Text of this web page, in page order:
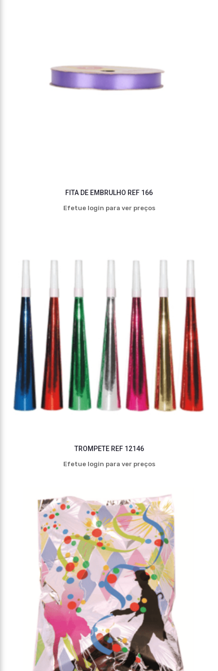
FITA DE EMBRULHO REF 166
Efetue login para ver preços
TROMPETE REF 12146
Efetue login para ver preços